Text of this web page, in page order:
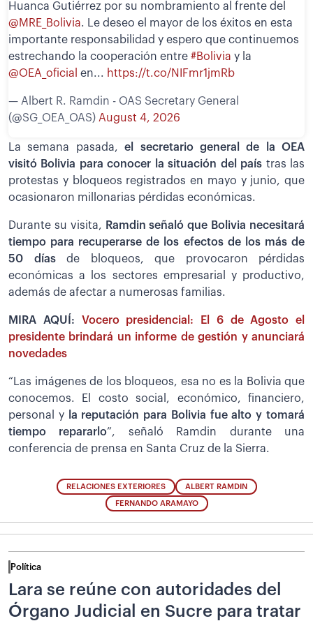
Huanca Gutiérrez por su nombramiento al frente del
@MRE_Bolivia. Le deseo el mayor de los éxitos en esta
importante responsabilidad y espero que continuemos
estrechando la cooperación entre #Bolivia y la
@OEA_oficial en... https://t.co/NIFmr1jmRb
— Albert R. Ramdin - OAS Secretary General
(@SG_OEA_OAS) August 4, 2026
La semana pasada, el secretario general de la OEA
visitó Bolivia para conocer la situación del país tras las
protestas y bloqueos registrados en mayo y junio, que
ocasionaron millonarias pérdidas económicas.
Durante su visita, Ramdin señaló que Bolivia necesitará
tiempo para recuperarse de los efectos de los más de
50 días de bloqueos, que provocaron pérdidas
económicas a los sectores empresarial y productivo,
además de afectar a numerosas familias.
MIRA AQUÍ: Vocero presidencial: El 6 de Agosto el
presidente brindará un informe de gestión y anunciará
novedades
“Las imágenes de los bloqueos, esa no es la Bolivia que
conocemos. El costo social, económico, financiero,
personal yla reputación para Bolivia fue alto y tomará
tiempo repararlo”, señaló Ramdin durante una
conferencia de prensa en Santa Cruz de la Sierra.
RELACIONES EXTERIORES ALBERT RAMDIN
FERNANDO ARAMAYO
Política
Lara se reúne con autoridades del
Órgano Judicial en Sucre para tratar